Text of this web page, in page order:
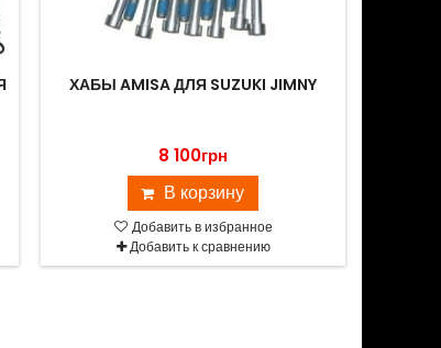
ХАБЫ AMISA ДЛЯ SUZUKI JIMNY
8 100грн
В корзину
Добавить в избранное
Добавить к сравнению